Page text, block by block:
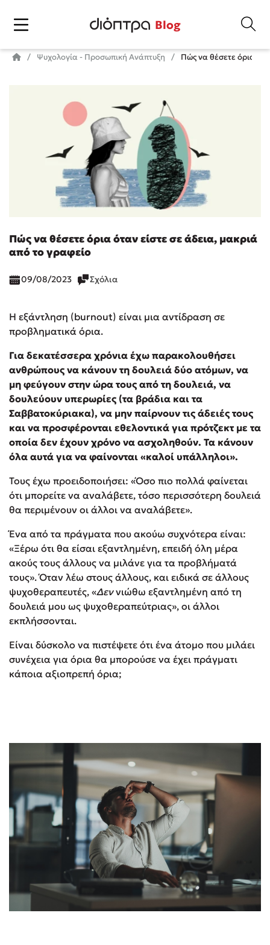
Blog
Ψυχολογία - Προσωπική Ανάπτυξη Πώς να θέσετε όρια
Πώς να θέσετε όρια όταν είστε σε άδεια, μακριά
από το γραφείο
09/08/2023 Σχόλια
Η εξάντληση (burnout) είναι μια αντίδραση σε
προβληματικά όρια.
Για δεκατέσσερα χρόνια έχω παρακολουθήσει
ανθρώπους να κάνουν τη δουλειά δύο ατόμων, να
μη φεύγουν στην ώρα τους από τη δουλειά, να
δουλεύουν υπερωρίες (τα βράδια και τα
Σαββατοκύριακα), να μην παίρνουν τις άδειές τους
και να προσφέρονται εθελοντικά για πρότζεκτ με τα
οποία δεν έχουν χρόνο να ασχοληθούν. Τα κάνουν
όλα αυτά για να φαίνονται «καλοί υπάλληλοι».
Τους έχω προειδοποιήσει: «Όσο πιο πολλά φαίνεται
ότι μπορείτε να αναλάβετε, τόσο περισσότερη δουλειά
θα περιμένουν οι άλλοι να αναλάβετε».
Ένα από τα πράγματα που ακούω συχνότερα είναι:
«Ξέρω ότι θα είσαι εξαντλημένη, επειδή όλη μέρα
ακούς τους άλλους να μιλάνε για τα προβλήματά
τους». Όταν λέω στους άλλους, και ειδικά σε άλλους
ψυχοθεραπευτές, «Δεννιώθω εξαντλημένη από τη
δουλειά μου ως ψυχοθεραπεύτριας», οι άλλοι
εκπλήσσονται.
Είναι δύσκολο να πιστέψετε ότι ένα άτομο που μιλάει
συνέχεια για όρια θα μπορούσε να έχει πράγματι
κάποια αξιοπρεπή όρια;